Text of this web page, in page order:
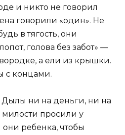
и никто не говорил
говорили «один». Не
в тягость, они
голова без забот» —
а ели из крышки.
с концами.
ни на деньги, ни на
милости просили у
они ребенка, чтобы